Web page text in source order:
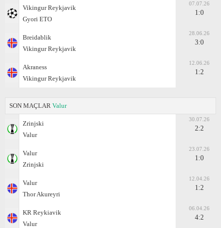
Vikingur Reykjavik
Gyоri ETO
07.07.26
1:0
Breidablik
Vikingur Reykjavik
28.06.26
3:0
Akraness
Vikingur Reykjavik
12.06.26
1:2
SON MAÇLAR Valur
Zrinjski
Valur
30.07.26
2:2
Valur
Zrinjski
23.07.26
1:0
Valur
Thor Akureyri
12.04.26
1:2
KR Reykiavik
Valur
06.04.26
4:2